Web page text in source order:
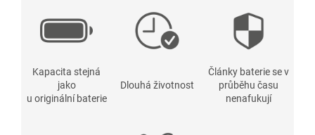
Kapacita stejná
jako
u originální baterie
Dlouhá životnost
Články baterie se v
průběhu času
nenafukují